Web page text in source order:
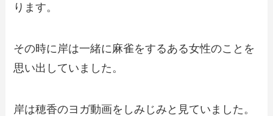
ります。
その時に岸は一緒に麻雀をするある女性のことを
思い出していました。
岸は穂香のヨガ動画をしみじみと見ていました。